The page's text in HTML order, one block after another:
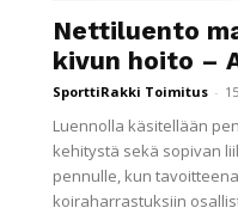
Nettiluento
kivun hoito –
SporttiRakki Toimitus -
Luennolla käsitellään
kehitystä sekä sopivan
pennulle, kun
koiraharrastuksiin